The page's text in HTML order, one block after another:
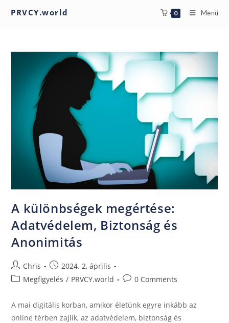
PRVCY.world 0 Menü
A különbségek megértése:
Adatvédelem, Biztonság és
Anonimitás
Chris
2024. 2, április
Megfigyelés / PRVCY.world 0 Comments
A mai digitális korban, amikor életünk egyre inkább az
online térben zajlik, az adatvédelem, biztonság és